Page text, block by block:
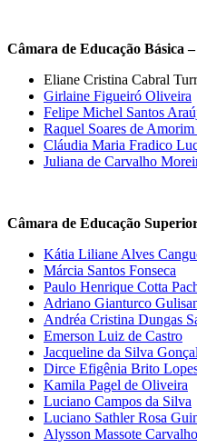
Câmara de Educação Básica
Eliane Cristina Cabral
Girlaine Figueiró Oliveira
Felipe Michel Santos
Raquel Soares de Amorim
Cláudia Maria Fradico
Juliana de Carvalho
Câmara de Educação
Kátia Liliane Alves
Márcia Santos Fonseca
Paulo Henrique Cotta
Adriano Gianturco
Andréa Cristina Dungas
Emerson Luiz de Castro
Jacqueline da Silva
Dirce Efigênia Brito
Kamila Pagel de Oliveira
Luciano Campos da Silva
Luciano Sathler Rosa
Alysson Massote Carvalho